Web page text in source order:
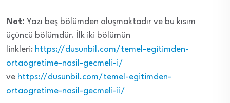
Not: Yazı beş bölümden oluşmaktadır ve bu kısım
üçüncü bölümdür. İlk iki bölümün
linkleri: https://dusunbil.com/temel-egitimden-
ortaogretime-nasil-gecmeli-i/
ve https://dusunbil.com/temel-egitimden-
ortaogretime-nasil-gecmeli-ii/